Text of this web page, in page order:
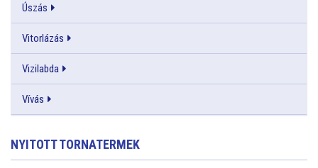
Úszás
Vitorlázás
Vizilabda
Vívás
NYITOTT TORNATERMEK